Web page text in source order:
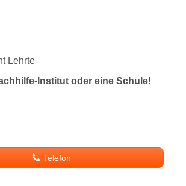
Lehrte
Institut oder eine Schule!
Telefon